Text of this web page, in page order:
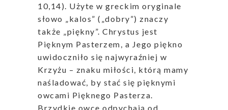
10,14). Użyte w greckim oryginale
słowo „kalos” („dobry”) znaczy
także „piękny”. Chrystus jest
Pięknym Pasterzem, a Jego piękno
uwidoczniło się najwyraźniej w
Krzyżu – znaku miłości, którą mamy
naśladować, by stać się pięknymi
owcami Pięknego Pasterza.
Brzydkie owce odpychają od